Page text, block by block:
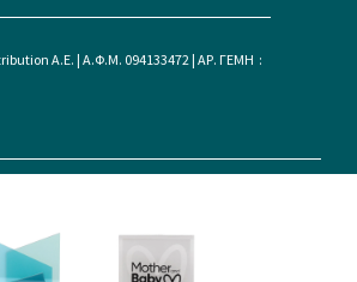
A.E. | Α.Φ.Μ. 094133472 | ΑΡ. ΓΕΜΗ :